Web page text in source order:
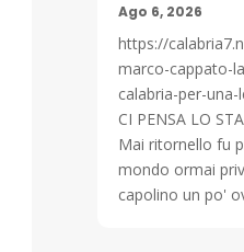
Ago 6, 2026
https://
marco-cappato-
calabria-per-
CI PENSA LO
Mai ritornello fu
mondo ormai
capolino un po'